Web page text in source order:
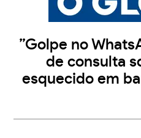
”Golpe no
de consulta
esquecido em